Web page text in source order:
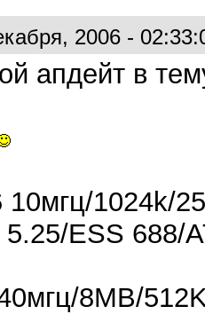
2006 -
апдейт в
10мгц/1024k/
ESS 688/
8MB/